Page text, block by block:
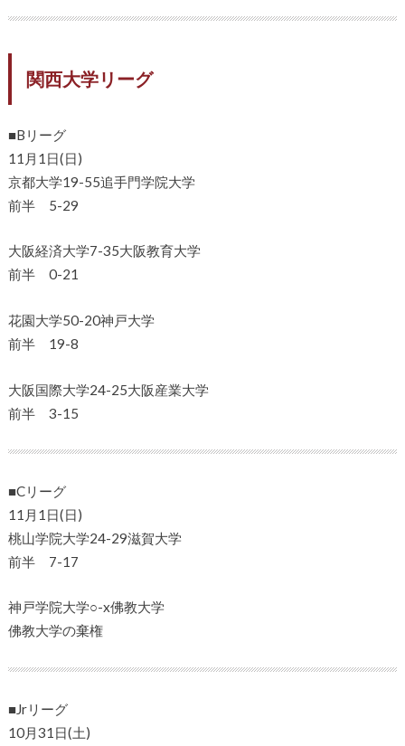
関西大学リーグ
■Bリーグ
11月1日(日)
京都大学19-55追手門学院大学
前半 5-29
大阪経済大学7-35大阪教育大学
前半 0-21
花園大学50-20神戸大学
前半 19-8
大阪国際大学24-25大阪産業大学
前半 3-15
■Cリーグ
11月1日(日)
桃山学院大学24-29滋賀大学
前半 7-17
神戸学院大学○-x佛教大学
佛教大学の棄権
■Jrリーグ
10月31日(土)